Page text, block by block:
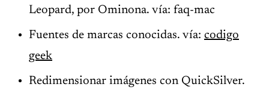
Leopard, por Ominona. vía: faq-mac
Fuentes de marcas conocidas. vía: codigo
geek
Redimensionar imágenes con QuickSilver.